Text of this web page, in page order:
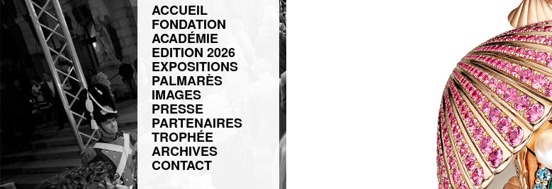
ACCUEIL
FONDATION
ACADÉMIE
EDITION 2026
EXPOSITIONS
PALMARÈS
IMAGES
PRESSE
PARTENAIRES
TROPHÉE
ARCHIVES
CONTACT